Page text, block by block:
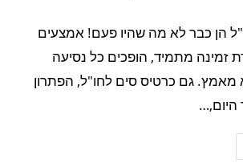
הן כבר לא מה שהיו פעם! אמצעים
זמינה מתמיד, הופכים כל נסיעה
מאמץ. גם כרטיס סים לחו"ל, הפתרון
היום,…